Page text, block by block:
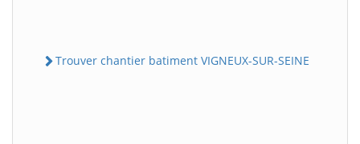
Trouver chantier batiment VIGNEUX-SUR-SEINE